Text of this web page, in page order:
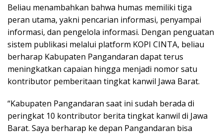
Beliau menambahkan bahwa humas memiliki tiga
peran utama, yakni pencarian informasi, penyampai
informasi, dan pengelola informasi. Dengan penguatan
sistem publikasi melalui platform KOPI CINTA, beliau
berharap Kabupaten Pangandaran dapat terus
meningkatkan capaian hingga menjadi nomor satu
kontributor pemberitaan tingkat kanwil Jawa Barat.
“Kabupaten Pangandaran saat ini sudah berada di
peringkat 10 kontributor berita tingkat kanwil di Jawa
Barat. Saya berharap ke depan Pangandaran bisa